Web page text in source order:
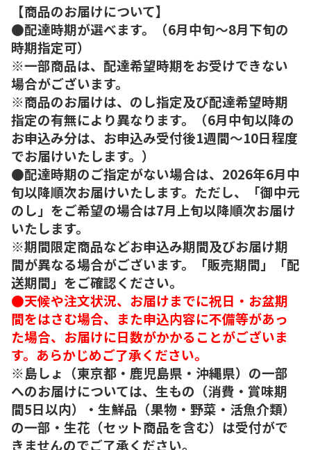
【商品のお届けについて】
●配達時期が選べます。（6月中旬～8月下旬の
時期指定可）
※一部商品は、配達希望時期をお受けできない
場合がございます。
※商品のお届けは、のし指定及び配達希望時期
指定の有無により異なります。（6月中旬以降の
お申込み分は、お申込み受付後1週間～10日程度
でお届けいたします。）
●配達時期のご指定がない場合は、2026年6月中
旬以降順次お届けいたします。ただし、「御中元
のし」をご希望の場合は7月上旬以降順次お届け
いたします。
※期間限定商品などお申込み期間及びお届け期
間が異なる場合がございます。「販売期間」「配
送期間」をご確認ください。
●天候や注文状況、お届けまでに祝日・お盆期
間をはさむ場合、また申込内容に不備等があっ
た場合、お届けに日数がかかることがございま
す。あらかじめご了承ください。
※島しょ（東京都・鹿児島県・沖縄県）の一部
へのお届けについては、生もの（消費・賞味期
間5日以内）・生鮮品（果物・野菜・活魚介類）
の一部・生花（セット商品を含む）は受付がで
きませんのでご了承ください。